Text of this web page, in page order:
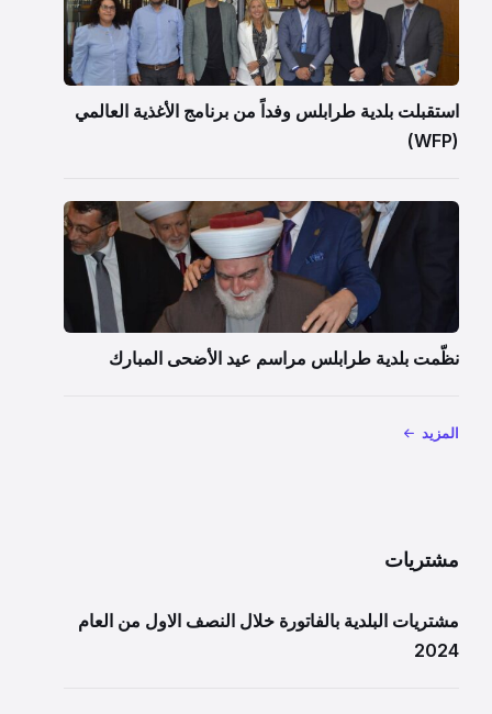
استقبلت بلدية طرابلس وفداً من برنامج الأغذية العالمي
(WFP)
نظّمت بلدية طرابلس مراسم عيد الأضحى المبارك
المزيد
مشتريات
مشتريات البلدية بالفاتورة خلال النصف الاول من العام
2024